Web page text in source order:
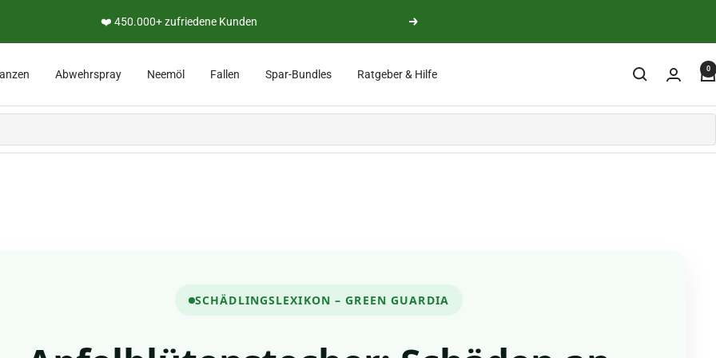
❤️ 450.000+ zufriedene Kunden Weiter
Abwehrspray Neemöl Fallen Spar-Bundles Ratgeber & Hilfe 0
SCHÄDLINGSLEXIKON – GREEN GUARDIA